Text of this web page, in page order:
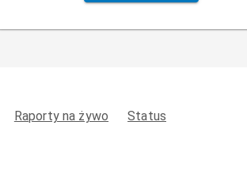
Raporty na żywo Status